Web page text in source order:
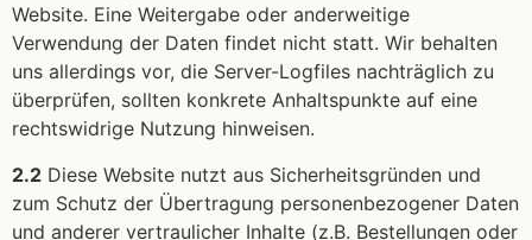
Website. Eine Weitergabe oder anderweitige
Verwendung der Daten findet nicht statt. Wir behalten
uns allerdings vor, die Server-Logfiles nachträglich zu
überprüfen, sollten konkrete Anhaltspunkte auf eine
rechtswidrige Nutzung hinweisen.
2.2 Diese Website nutzt aus Sicherheitsgründen und
zum Schutz der Übertragung personenbezogener Daten
und anderer vertraulicher Inhalte (z.B. Bestellungen oder